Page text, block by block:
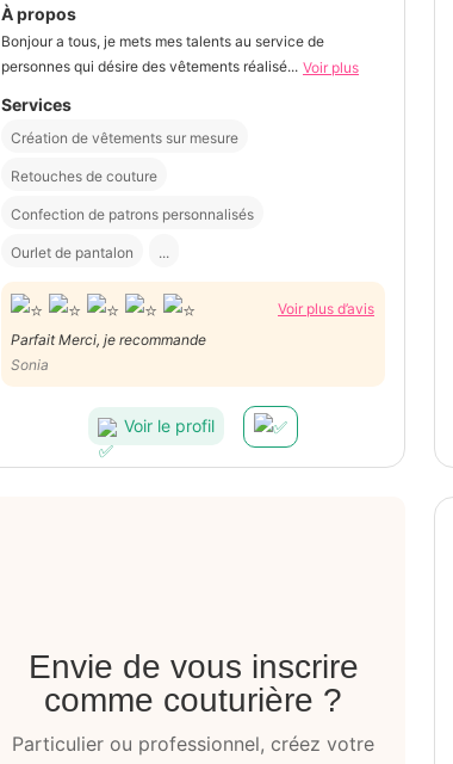
À propos
Bonjour a tous, je mets mes talents au service de
personnes qui désire des vêtements réalisé... Voir plus
Services
Création de vêtements sur mesure
Retouches de couture
Confection de patrons personnalisés
Ourlet de pantalon ...
Voir plus d’avis
Parfait Merci, je recommande
Sonia
Voir le profil
Envie de vous inscrire
comme couturière ?
Particulier ou professionnel, créez votre